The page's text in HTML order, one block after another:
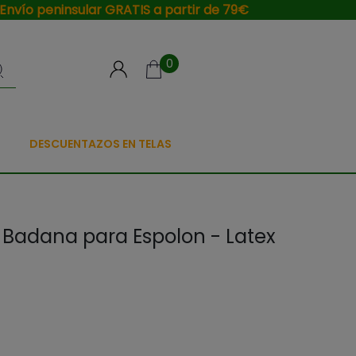
Envío peninsular GRATIS a partir de 79€
0
DESCUENTAZOS EN TELAS
para Espolon - Latex